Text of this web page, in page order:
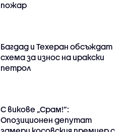
пожар
Багдад и Техеран обсъждат
схема за износ на иракски
петрол
С викове „Срам!“:
Опозиционен депутат